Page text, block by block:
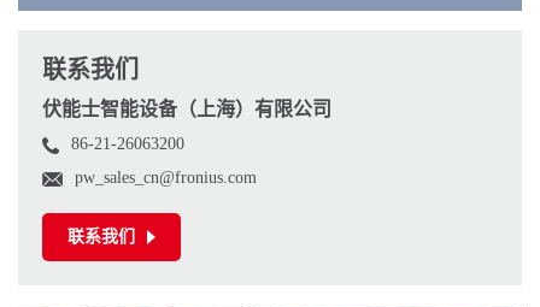
联系我们
伏能士智能设备（上海）有限公司
86-21-26063200
pw_sales_cn@fronius.com
联系我们